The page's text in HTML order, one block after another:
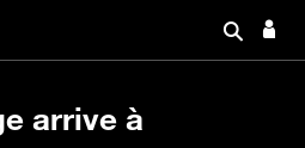
arrive à